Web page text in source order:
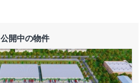
公開中の物件